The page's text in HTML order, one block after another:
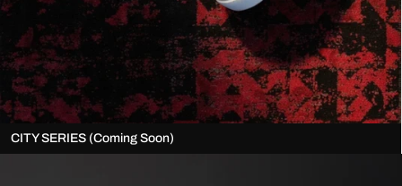
CITY SERIES (Coming Soon)